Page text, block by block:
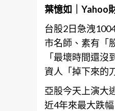
葉憶如｜Yahoo
台股2日急洩
市名師、素有「
「最壞時間還
資人「掉下來的
亞股今天上演大
近4年來最大跌